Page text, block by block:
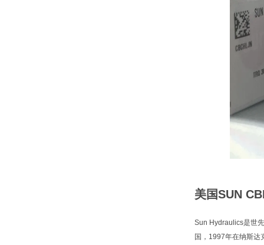
美国SUN
Sun Hydraulics是世
国，1997年在纳斯达